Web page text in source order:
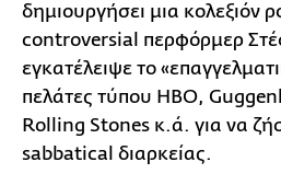
δημιουργήσει μια κολεξιόν
controversial περφόρμερ
εγκατέλειψε το
πελάτες τύπου HBO,
Rolling Stones κ.ά. για να
sabbatical διαρκείας.